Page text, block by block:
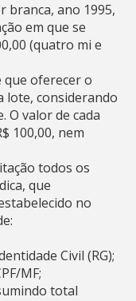
branca, ano 1995,
em que se
(quatro mi e
que oferecer o
lote, considerando
O valor de cada
100,00, nem
todos os
que
no
Civil (RG);
MF;
total